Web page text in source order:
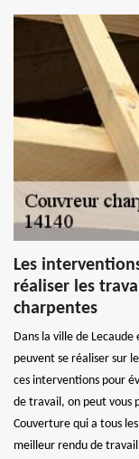
Les
réaliser les
charpentes
Dans la ville de
peuvent se réaliser sur
ces interventions pour
de travail, on peut vous
Couverture qui a tous
meilleur rendu de